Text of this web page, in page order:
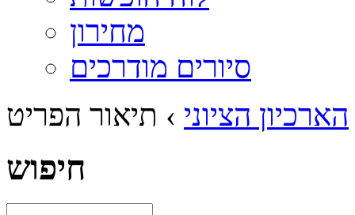
מחירון
סיורים מודרכים
הארכיון הציוני › תיאור הפריט
חיפוש